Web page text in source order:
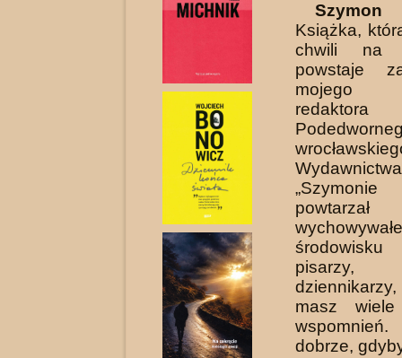
Szymon
Książka,
chwili na
powstaje
mojego
pisarzy,
masz wiele
dobrze,